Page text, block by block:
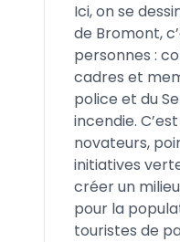
Ici, on se
de Bromont,
personnes :
cadres et
police et du
incendie.
novateurs,
initiatives
créer un
pour la
touristes de